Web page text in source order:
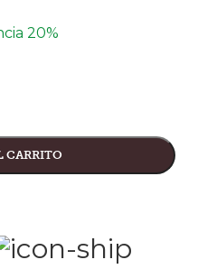
20%
CARRITO